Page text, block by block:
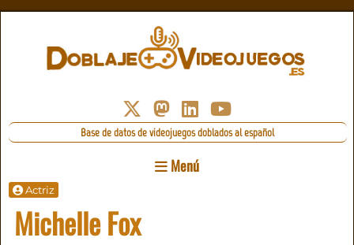
Base de datos de videojuegos doblados al español
Menú
Actriz
Michelle Fox